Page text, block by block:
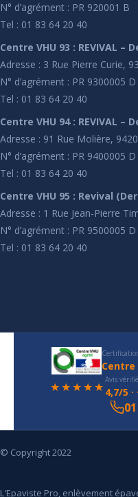
N° d’agrément : PR 920001 B
Tel : 01 83 64 20 40
Centre VHU 93 : REVIVAL
Adresse : 3 Rue Pierre Curie,
N° d’agrément : PR 9300005 D
Tel : 01 83 64 20 40
Centre VHU 94 : REVIVAL
Adresse : 91 Rue Molière,
N° d’agrément : PR 9400005 D
Tel : 01 83 64 20 40
Centre VHU 95 : Revival
Adresse : 1 Rue Jean-Pierre
N° d’agrément : PR 9500005 D
Tel : 01 83 64 20 40
Centre
★★★★★ Avis
4,7/5
© Copyright 2022
L'Epaviste Pro, enlèvement